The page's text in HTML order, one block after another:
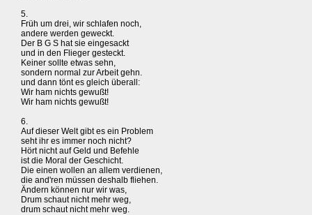
5.
Früh um drei, wir schlafen noch,
andere werden geweckt.
Der B G S hat sie eingesackt
und in den Flieger gesteckt.
Keiner sollte etwas sehn,
sondern normal zur Arbeit gehn.
und dann tönt es gleich überall:
Wir ham nichts gewußt!
Wir ham nichts gewußt!
6.
Auf dieser Welt gibt es ein Problem
seht ihr es immer noch nicht?
Hört nicht auf Geld und Befehle
ist die Moral der Geschicht.
Die einen wollen an allem verdienen,
die and'ren müssen deshalb fliehen.
Ändern können nur wir was,
Drum schaut nicht mehr weg,
drum schaut nicht mehr weg.